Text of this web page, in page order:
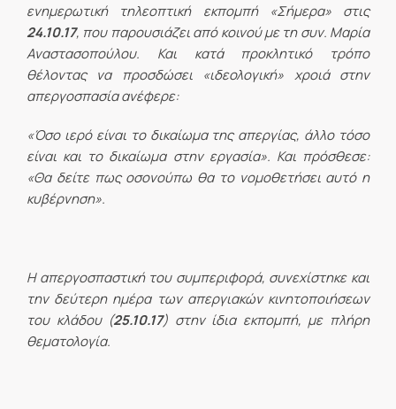
ενημερωτική τηλεοπτική εκπομπή «Σήμερα» στις
24.10.17, που παρουσιάζει από κοινού με τη συν. Μαρία
Αναστασοπούλου. Και κατά προκλητικό τρόπο
θέλοντας να προσδώσει «ιδεολογική» χροιά στην
απεργοσπασία ανέφερε:
«Όσο ιερό είναι το δικαίωμα της απεργίας, άλλο τόσο
είναι και το δικαίωμα στην εργασία». Και πρόσθεσε:
«Θα δείτε πως οσονούπω θα το νομοθετήσει αυτό η
κυβέρνηση».
Η απεργοσπαστική του συμπεριφορά, συνεχίστηκε και
την δεύτερη ημέρα των απεργιακών κινητοποιήσεων
του κλάδου (25.10.17) στην ίδια εκπομπή, με πλήρη
θεματολογία.